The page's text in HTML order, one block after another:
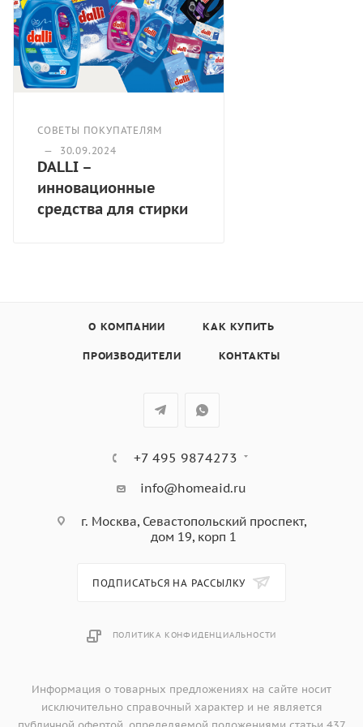
предотвращают шероховатость и разрушение
чувствительных волокон;
— подтвержден дерматологами.
— эффективно удаляет пятна и неприятный запах
даже при низкой температуре
Способ применения: Ручная и машинная стирка
Производитель: DALLI-WERKE GmbH & Co. KG, Германия
Объем: 1,1л/1,35л
Количество стирок: 20/18
Срок годности: 36 месяцев
СОВЕТЫ ПОКУПАТЕЛЯМ
—
30.09.2024
DALLI –
инновационные
средства для стирки
О КОМПАНИИ КАК КУПИТЬ
ПРОИЗВОДИТЕЛИ КОНТАКТЫ
+7 495 9874273
info@homeaid.ru
г. Москва, Севастопольский проспект,
дом 19, корп 1
ПОДПИСАТЬСЯ НА РАССЫЛКУ
ПОЛИТИКА КОНФИДЕНЦИАЛЬНОСТИ
Информация о товарных предложениях на сайте носит
исключительно справочный характер и не является